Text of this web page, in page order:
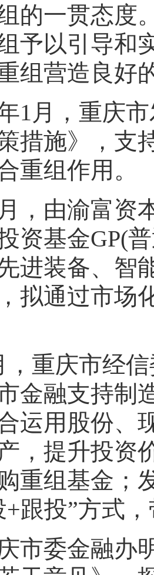
的一贯态度
予以引导和
组营造良好
，重庆市
措施》，支
重组作用。
由渝富资本
资基金GP(
进装备、智
拟通过市场
庆市经信
市金融支持
运用股份、
，提升投资
重组基金；
+跟投”方式
委金融办明